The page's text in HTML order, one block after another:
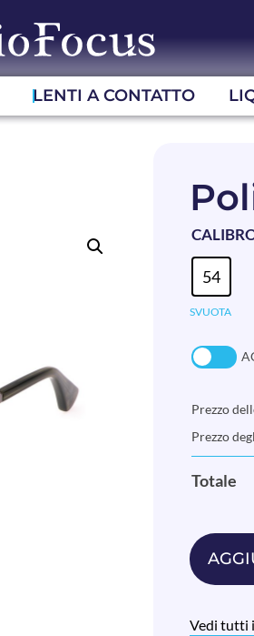
LENTI A CONTATTO
54
SVUOTA
Prezzo
Prezzo
Totale
Vedi tutti